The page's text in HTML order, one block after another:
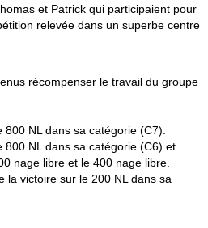
et Patrick qui participaient pour
relevée dans un superbe centre
récompenser le travail du groupe
800 NL dans sa catégorie (C7).
800 NL dans sa catégorie (C6) et
nage libre et le 400 nage libre.
la victoire sur le 200 NL dans sa